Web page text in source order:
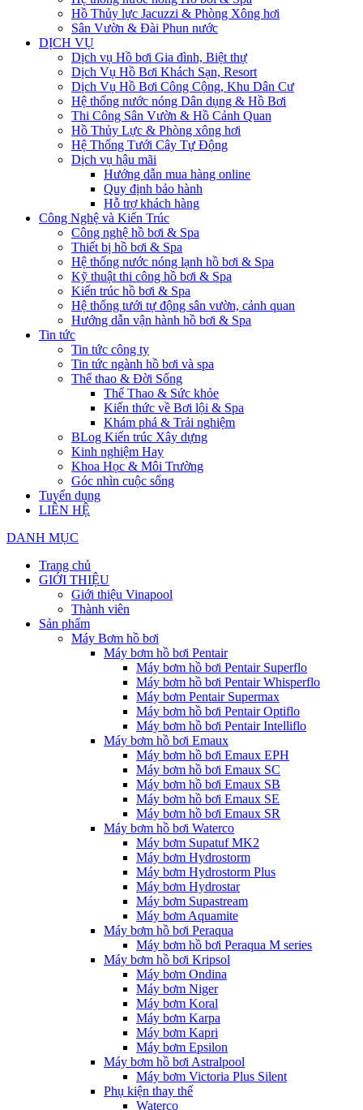
Hồ Thủy lực Jacuzzi & Phòng Xông hơi
Sân Vườn & Đài Phun nước
DỊCH VỤ
Dịch vụ Hồ bơi Gia đình, Biệt thự
Dịch Vụ Hồ Bơi Khách Sạn, Resort
Dịch Vụ Hồ Bơi Công Cộng, Khu Dân Cư
Hệ thống nước nóng Dân dụng & Hồ Bơi
Thi Công Sân Vườn & Hồ Cảnh Quan
Hồ Thủy Lực & Phòng xông hơi
Hệ Thống Tưới Cây Tự Động
Dịch vụ hậu mãi
Hướng dẫn mua hàng online
Quy định bảo hành
Hỗ trợ khách hàng
Công Nghệ và Kiến Trúc
Công nghệ hồ bơi & Spa
Thiết bị hồ bơi & Spa
Hệ thống nước nóng lạnh hồ bơi & Spa
Kỹ thuật thi công hồ bơi & Spa
Kiến trúc hồ bơi & Spa
Hệ thống tưới tự động sân vườn, cảnh quan
Hướng dẫn vận hành hồ bơi & Spa
Tin tức
Tin tức công ty
Tin tức ngành hồ bơi và spa
Thể thao & Đời Sống
Thể Thao & Sức khỏe
Kiến thức về Bơi lội & Spa
Khám phá & Trải nghiệm
BLog Kiến trúc Xây dựng
Kinh nghiệm Hay
Khoa Học & Môi Trường
Góc nhìn cuộc sống
Tuyển dụng
LIÊN HỆ
DANH MỤC
Trang chủ
GIỚI THIỆU
Giới thiệu Vinapool
Thành viên
Sản phẩm
Máy Bơm hồ bơi
Máy bơm hồ bơi Pentair
Máy bơm hồ bơi Pentair Superflo
Máy bơm hồ bơi Pentair Whisperflo
Máy bơm Pentair Supermax
Máy bơm hồ bơi Pentair Optiflo
Máy bơm hồ bơi Pentair Intelliflo
Máy bơm hồ bơi Emaux
Máy bơm hồ bơi Emaux EPH
Máy bơm hồ bơi Emaux SC
Máy bơm hồ bơi Emaux SB
Máy bơm hồ bơi Emaux SE
Máy bơm hồ bơi Emaux SR
Máy bơm hồ bơi Waterco
Máy bơm Supatuf MK2
Máy bơm Hydrostorm
Máy bơm Hydrostorm Plus
Máy bơm Hydrostar
Máy bơm Supastream
Máy bơm Aquamite
Máy bơm hồ bơi Peraqua
Máy bơm hồ bơi Peraqua M series
Máy bơm hồ bơi Kripsol
Máy bơm Ondina
Máy bơm Niger
Máy bơm Koral
Máy bơm Karpa
Máy bơm Kapri
Máy bơm Epsilon
Máy bơm hồ bơi Astralpool
Máy bơm Victoria Plus Silent
Phụ kiện thay thế
Waterco